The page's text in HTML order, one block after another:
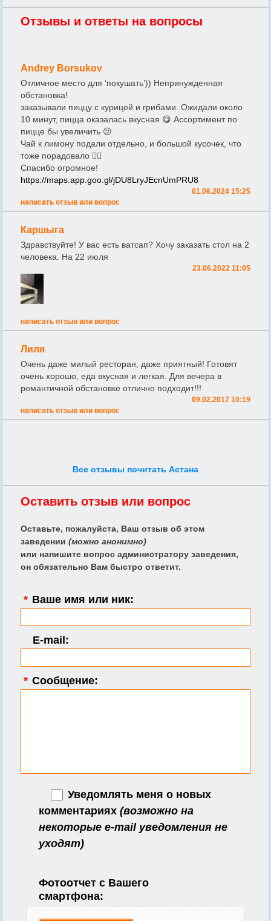
Отзывы и ответы на вопросы
Andrey Borsukov
Отличное место для ‘покушать’)) Непринужденная
обстановка!
заказывали пиццу с курицей и грибами. Ожидали около
10 минут, пицца оказалась вкусная 😋 Ассортимент по
пицце бы увеличить 😕
Чай к лимону подали отдельно, и большой кусочек, что
тоже порадовало 👍🏼
Спасибо огромное!
https://maps.app.goo.gl/jDU8LryJEcnUmPRU8
01.06.2024 15:25
написать отзыв или вопрос
Каршыга
Здравствуйте! У вас есть ватсап? Хочу заказать стол на 2
человека. На 22 июля
23.06.2022 11:05
написать отзыв или вопрос
Лиля
Очень даже милый ресторан, даже приятный! Готовят
очень хорошо, еда вкусная и легкая. Для вечера в
романтичной обстановке отлично подходит!!!
09.02.2017 10:19
написать отзыв или вопрос
Все отзывы почитать Астана
Оставить отзыв или вопрос
Оставьте, пожалуйста, Ваш отзыв об этом
заведении (можно анонимно)
или напишите вопрос администратору заведения,
он обязательно Вам быстро ответит.
* Ваше имя или ник:
E-mail:
* Сообщение:
Уведомлять меня о новых
комментариях (возможно на
некоторые e-mail уведомления не
уходят)
Фотоотчет с Вашего
смартфона: